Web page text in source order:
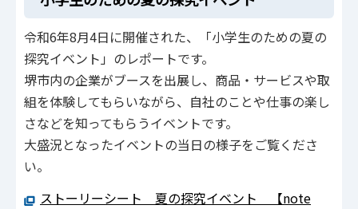
令和6年8月4日に開催された、「小学生のための夏の
探究イベント」のレポートです。
堺市内の企業がブースを出展し、商品・サービスや取
組を体験してもらいながら、自社のことや仕事の楽し
さなどを知ってもらうイベントです。
大盛況となったイベントの当日の様子をご覧くださ
い。
ストーリーシート 夏の探究イベント 【note